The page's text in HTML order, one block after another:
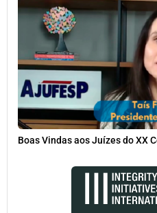
Boas Vindas aos Juízes do XX